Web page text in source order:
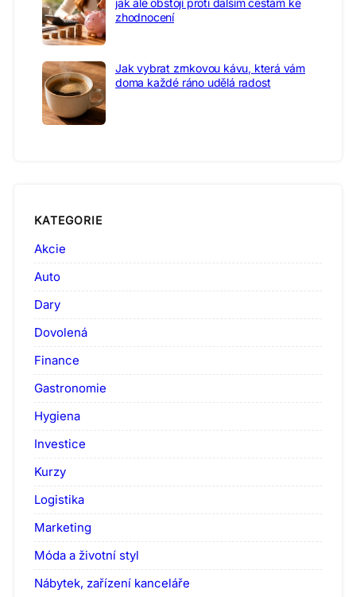
jak ale obstojí proti dalším cestám ke
zhodnocení
Jak vybrat zrnkovou kávu, která vám
doma každé ráno udělá radost
KATEGORIE
Akcie
Auto
Dary
Dovolená
Finance
Gastronomie
Hygiena
Investice
Kurzy
Logistika
Marketing
Móda a životní styl
Nábytek, zařízení kanceláře